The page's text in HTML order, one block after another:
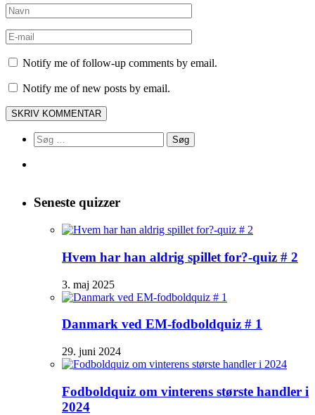
Notify me of follow-up comments by email.
Notify me of new posts by email.
Søg
efter:
Seneste quizzer
Hvem har han aldrig spillet for?-quiz # 2
3. maj 2025
Danmark ved EM-fodboldquiz # 1
29. juni 2024
Fodboldquiz om vinterens største handler i
2024